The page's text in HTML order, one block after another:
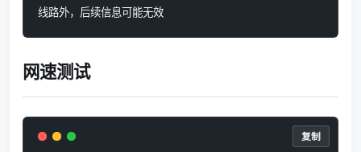
线路外，后续信息可能无效
网速测试
复制